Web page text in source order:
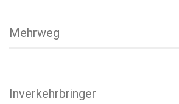
Mehrweg
Inverkehrbringer